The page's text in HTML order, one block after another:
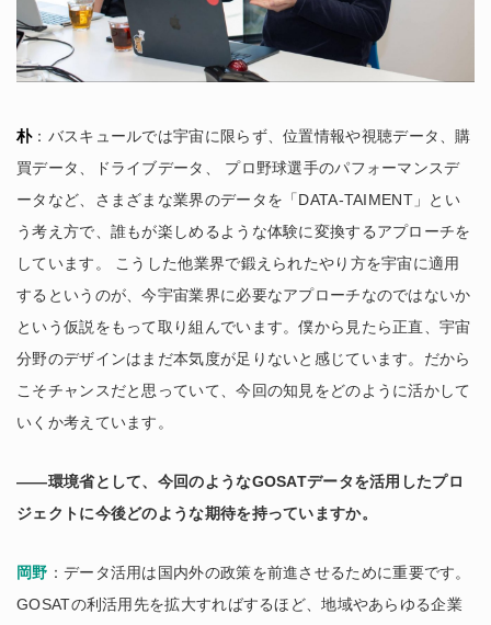
朴：バスキュールでは宇宙に限らず、位置情報や視聴データ、購
買データ、ドライブデータ、 プロ野球選手のパフォーマンスデ
ータなど、さまざまな業界のデータを「DATA-TAIMENT」とい
う考え方で、誰もが楽しめるような体験に変換するアプローチを
しています。 こうした他業界で鍛えられたやり方を宇宙に適用
するというのが、今宇宙業界に必要なアプローチなのではないか
という仮説をもって取り組んでいます。僕から見たら正直、宇宙
分野のデザインはまだ本気度が足りないと感じています。だから
こそチャンスだと思っていて、今回の知見をどのように活かして
いくか考えています。
――環境省として、今回のようなGOSATデータを活用したプロ
ジェクトに今後どのような期待を持っていますか。
岡野 ：データ活用は国内外の政策を前進させるために重要です。
GOSATの利活用先を拡大すればするほど、地域やあらゆる企業